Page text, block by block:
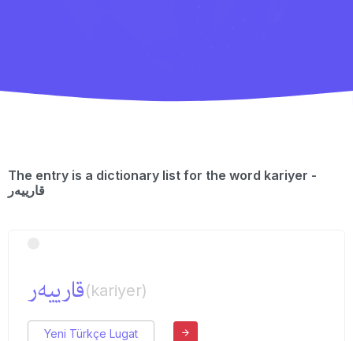
The entry is a dictionary list for the word kariyer -
قارییه‌ر
قارییه‌ر(kariyer)
Yeni Türkçe Lugat